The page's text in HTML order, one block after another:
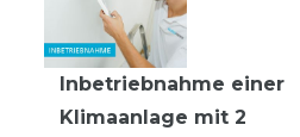
Inbetriebnahme einer
Klimaanlage mit 2